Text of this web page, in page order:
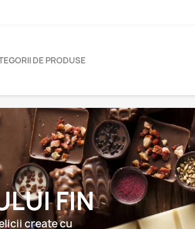
DE PRODUSE
naturală
intensă și
a nucilor alese